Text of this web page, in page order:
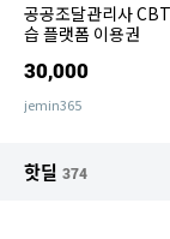
공공조달관리사
습 플랫폼 이용권
30,000
jemin365
핫딜 374